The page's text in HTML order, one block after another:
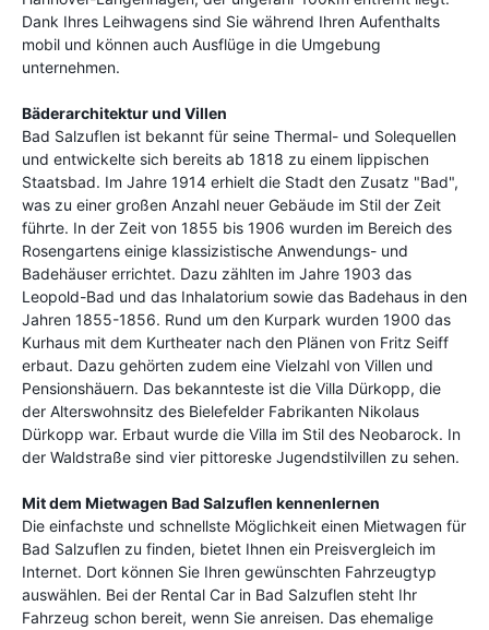
Dank Ihres Leihwagens sind Sie während Ihren Aufenthalts
mobil und können auch Ausflüge in die Umgebung
unternehmen.
Bäderarchitekturund Villen
Bad Salzuflen ist bekannt für seine Thermal- und Solequellen
und entwickelte sich bereits ab 1818 zu einem lippischen
Staatsbad. Im Jahre 1914 erhielt die Stadt den Zusatz "Bad",
was zu einer großen Anzahl neuer Gebäude im Stil der Zeit
führte. In der Zeit von 1855 bis 1906 wurden im Bereich des
Rosengartens einige klassizistische Anwendungs- und
Badehäuser errichtet. Dazu zählten im Jahre 1903 das
Leopold-Bad und das Inhalatorium sowie das Badehaus in den
Jahren 1855-1856. Rund um den Kurpark wurden 1900 das
Kurhaus mit dem Kurtheater nach den Plänen von Fritz Seiff
erbaut. Dazu gehörten zudem eine Vielzahl von Villen und
Pensionshäuern. Das bekannteste ist die Villa Dürkopp, die
der Alterswohnsitz des Bielefelder Fabrikanten Nikolaus
Dürkopp war. Erbaut wurde die Villa im Stil des Neobarock. In
der Waldstraße sind vier pittoreske Jugendstilvillen zu sehen.
Mitdem Mietwagen Bad Salzuflen kennenlernen
Die einfachste und schnellste Möglichkeit einen Mietwagen für
Bad Salzuflen zu finden, bietet Ihnen ein Preisvergleich im
Internet. Dort können Sie Ihren gewünschten Fahrzeugtyp
auswählen. Bei der Rental Car in Bad Salzuflen steht Ihr
Fahrzeug schon bereit, wenn Sie anreisen. Das ehemalige